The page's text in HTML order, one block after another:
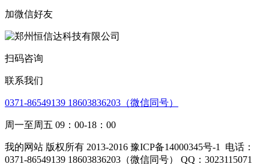
加微信好友
扫码咨询
联系我们
0371-86549139 18603836203（微信同号）
周一至周五 09：00-18：00
我的网站 版权所有 2013-2016 豫ICP备14000345号-1 电话：
0371-86549139 18603836203（微信同号） QQ：3023115071